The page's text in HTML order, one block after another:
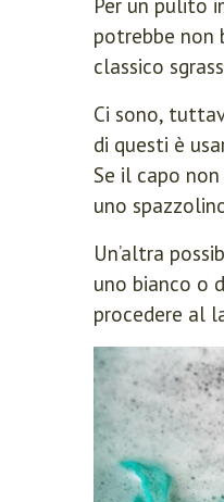
Per un pulito
potrebbe non
classico
Ci sono,
di questi è
Se il capo
uno
Un’altra
uno bianco o
procedere al